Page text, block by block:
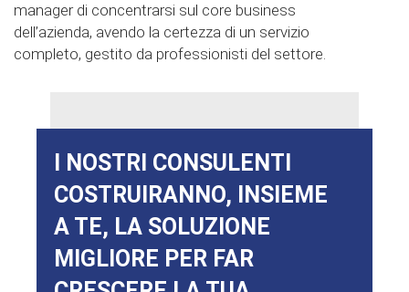
manager di concentrarsi sul core business
dell’azienda, avendo la certezza di un servizio
completo, gestito da professionisti del settore.
I NOSTRI CONSULENTI
COSTRUIRANNO, INSIEME
A TE, LA SOLUZIONE
MIGLIORE PER FAR